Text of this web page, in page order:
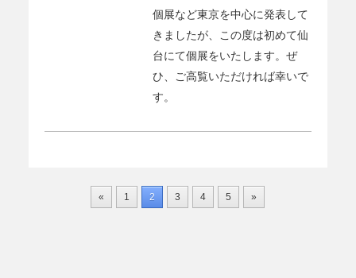
個展など東京を中心に発表して
きましたが、この度は初めて仙
台にて個展をいたします。ぜ
ひ、ご高覧いただければ幸いで
す。
« 1 2 3 4 5 »